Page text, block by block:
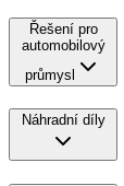
Řešení pro
automobilový
průmysl
Náhradní díly